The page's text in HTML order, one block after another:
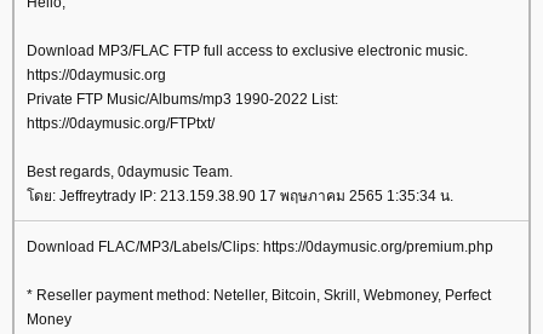
Download MP3/FLAC FTP full access to exclusive electronic music.
https://0daymusic.org
Private FTP Music/Albums/mp3 1990-2022 List:
https://0daymusic.org/FTPtxt/
Best regards, 0daymusic Team.
โดย: Jeffreytrady IP: 213.159.38.90 17 พฤษภาคม 2565 1:35:34 น.
Download FLAC/MP3/Labels/Clips: https://0daymusic.org/premium.php
* Reseller payment method: Neteller, Bitcoin, Skrill, Webmoney, Perfect
Money